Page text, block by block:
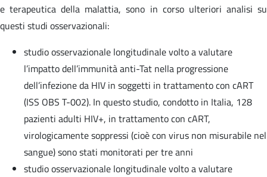
e terapeutica della malattia, sono in corso ulteriori analisi su
questi studi osservazionali:
studio osservazionale longitudinale volto a valutare
l’impatto dell’immunità anti-Tat nella progressione
dell’infezione da HIV in soggetti in trattamento con cART
(ISS OBS T-002). In questo studio, condotto in Italia, 128
pazienti adulti HIV+, in trattamento con cART,
virologicamente soppressi (cioè con virus non misurabile nel
sangue) sono stati monitorati per tre anni
studio osservazionale longitudinale volto a valutare